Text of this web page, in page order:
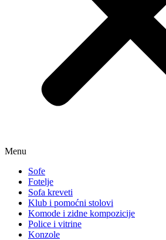
Menu
Sofe
Fotelje
Sofa kreveti
Klub i pomoćni stolovi
Komode i zidne kompozicije
Police i vitrine
Konzole